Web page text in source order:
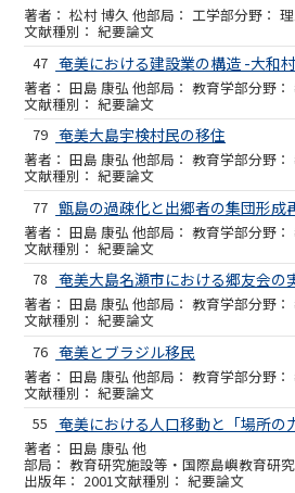
松村 博久 他 工学部
紀要論文
47 奄美における建設業の構造 -大和
田島 康弘 他 教育学部
紀要論文
79 奄美大島宇検村民の移住
田島 康弘 他 教育学部
紀要論文
77 甑島の過疎化と出郷者の集団形成
田島 康弘 他 教育学部
紀要論文
78 奄美大島名瀬市における郷友会の
田島 康弘 他 教育学部
紀要論文
76 奄美とブラジル移民
田島 康弘 他 教育学部
紀要論文
55 奄美における人口移動と「場所の
田島 康弘 他
教育研究施設等・国際島嶼教育研
2001
紀要論文